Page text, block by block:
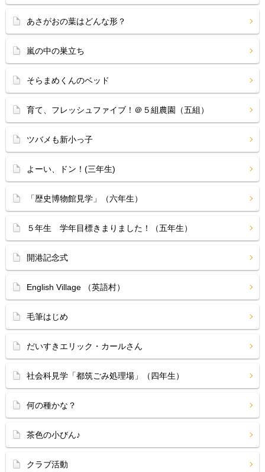
あさがおの葉はどんな形？
嵐の中の巣立ち
そらまめくんのベッド
育て、フレッシュファイブ！＠５組農園（五組）
ツバメも新小っ子
よーい、ドン！(三年生)
「歴史博物館見学」（六年生）
５年生 学年目標きまりました！（五年生）
開港記念式
English Village （英語村）
毛筆はじめ
だいすきエリック・カールさん
社会科見学「都筑ごみ処理場」（四年生）
何の種かな？
茶色の小びん♪
クラブ活動